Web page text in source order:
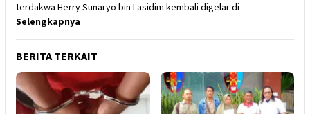
terdakwa Herry Sunaryo bin Lasidim kembali digelar di
Selengkapnya
BERITA TERKAIT